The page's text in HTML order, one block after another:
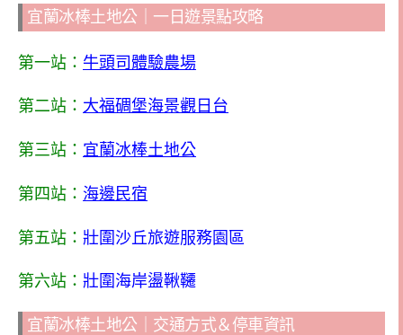
宜蘭冰棒土地公｜一日遊景點攻略
第一站： 牛頭司體驗農場
第二站： 大福碉堡海景觀日台
第三站： 宜蘭冰棒土地公
第四站： 海邊民宿
第五站： 壯圍沙丘旅遊服務園區
第六站： 壯圍海岸盪鞦韆
宜蘭冰棒土地公｜交通方式＆停車資訊